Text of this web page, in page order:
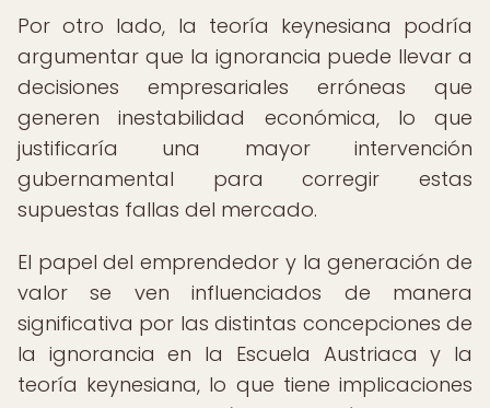
Por otro lado, la teoría keynesiana podría
argumentar que la ignorancia puede llevar a
decisiones empresariales erróneas que
generen inestabilidad económica, lo que
justificaría una mayor intervención
gubernamental para corregir estas
supuestas fallas del mercado.
El papel del emprendedor y la generación de
valor se ven influenciados de manera
significativa por las distintas concepciones de
la ignorancia en la Escuela Austriaca y la
teoría keynesiana, lo que tiene implicaciones